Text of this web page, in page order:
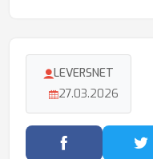
LEVERSNET
27.03.2026